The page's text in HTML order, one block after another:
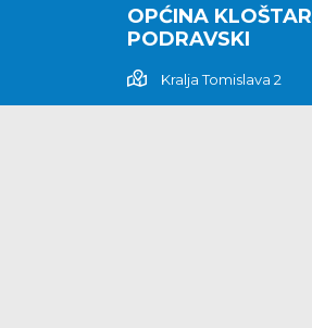
OPĆINA KLOŠTAR
PODRAVSKI
Kralja Tomislava 2